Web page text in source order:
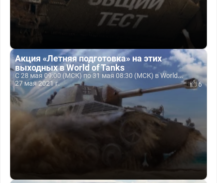
Акция «Летняя подготовка» на этих
выходных в World of Tanks
С 28 мая 09:00 (МСК) по 31 мая 08:30 (МСК) в World...
27 мая 2021 г.
6